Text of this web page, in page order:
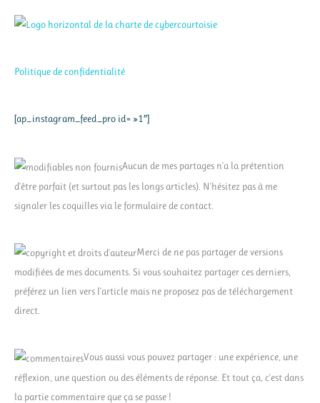
Politique de confidentialité
[ap_instagram_feed_pro id= »1″]
Aucun de mes partages n'a la prétention
d'être parfait (et surtout pas les longs articles). N'hésitez pas à me
signaler les coquilles via le formulaire de contact.
Merci de ne pas partager de versions
modifiées de mes documents. Si vous souhaitez partager ces derniers,
préférez un lien vers l'article mais ne proposez pas de téléchargement
direct.
Vous aussi vous pouvez partager : une expérience, une
réflexion, une question ou des éléments de réponse. Et tout ça, c'est dans
la partie commentaire que ça se passe !